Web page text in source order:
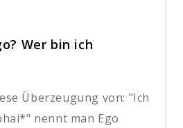
Wer bin ich
Überzeugung von: "Ich
nennt man Ego